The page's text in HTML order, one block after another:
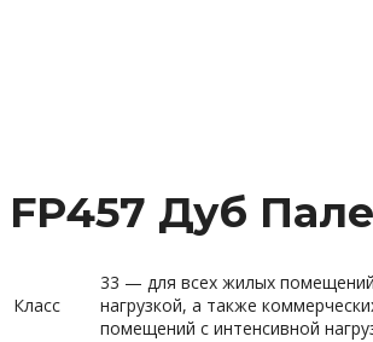
FP457 Дуб
Класс
33 — для всех жилых
нагрузкой, а также
помещений с интенсивной